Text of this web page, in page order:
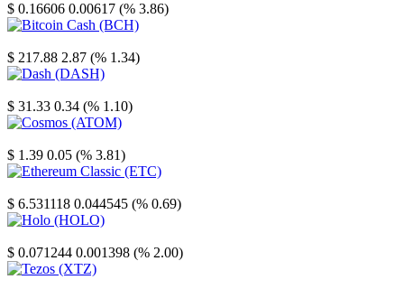
$ 0.16606 0.00617 (% 3.86)
$ 217.88 2.87 (% 1.34)
$ 31.33 0.34 (% 1.10)
$ 1.39 0.05 (% 3.81)
$ 6.531118 0.044545 (% 0.69)
$ 0.071244 0.001398 (% 2.00)